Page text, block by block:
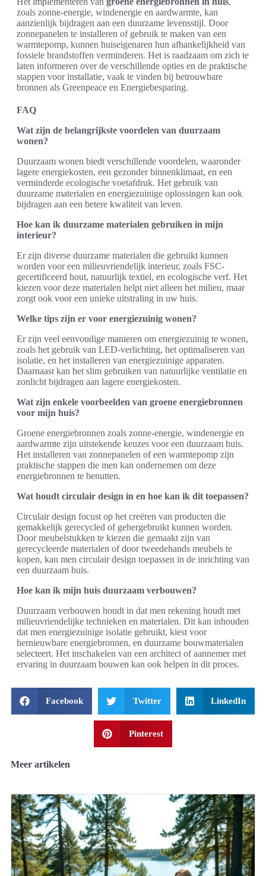
zoals zonne-energie, windenergie en aardwarmte, kan
aanzienlijk bijdragen aan een duurzame levensstijl. Door
zonnepanelen te installeren of gebruik te maken van een
warmtepomp, kunnen huiseigenaren hun afhankelijkheid van
fossiele brandstoffen verminderen. Het is raadzaam om zich te
laten informeren over de verschillende opties en de praktische
stappen voor installatie, vaak te vinden bij betrouwbare
bronnen als Greenpeace en Energiebesparing.
FAQ
Wat zijn de belangrijkste voordelen van duurzaam
wonen?
Duurzaam wonen biedt verschillende voordelen, waaronder
lagere energiekosten, een gezonder binnenklimaat, en een
verminderde ecologische voetafdruk. Het gebruik van
duurzame materialen en energiezuinige oplossingen kan ook
bijdragen aan een betere kwaliteit van leven.
Hoe kan ik duurzame materialen gebruiken in mijn
interieur?
Er zijn diverse duurzame materialen die gebruikt kunnen
worden voor een milieuvriendelijk interieur, zoals FSC-
gecertificeerd hout, natuurlijk textiel, en ecologische verf. Het
kiezen voor deze materialen helpt niet alleen het milieu, maar
zorgt ook voor een unieke uitstraling in uw huis.
Welke tips zijn er voor energiezuinig wonen?
Er zijn veel eenvoudige manieren om energiezuinig te wonen,
zoals het gebruik van LED-verlichting, het optimaliseren van
isolatie, en het installeren van energiezuinige apparaten.
Daarnaast kan het slim gebruiken van natuurlijke ventilatie en
zonlicht bijdragen aan lagere energiekosten.
Wat zijn enkele voorbeelden van groene energiebronnen
voor mijn huis?
Groene energiebronnen zoals zonne-energie, windenergie en
aardwarmte zijn uitstekende keuzes voor een duurzaam huis.
Het installeren van zonnepanelen of een warmtepomp zijn
praktische stappen die men kan ondernemen om deze
energiebronnen te benutten.
Wat houdt circulair design in en hoe kan ik dit toepassen?
Circulair design focust op het creëren van producten die
gemakkelijk gerecycled of gehergebruikt kunnen worden.
Door meubelstukken te kiezen die gemaakt zijn van
gerecycleerde materialen of door tweedehands meubels te
kopen, kan men circulair design toepassen in de inrichting van
een duurzaam huis.
Hoe kan ik mijn huis duurzaam verbouwen?
Duurzaam verbouwen houdt in dat men rekening houdt met
milieuvriendelijke technieken en materialen. Dit kan inhouden
dat men energiezuinige isolatie gebruikt, kiest voor
hernieuwbare energiebronnen, en duurzame bouwmaterialen
selecteert. Het inschakelen van een architect of aannemer met
ervaring in duurzaam bouwen kan ook helpen in dit proces.
Facebook Twitter LinkedIn
Pinterest
Meer artikelen